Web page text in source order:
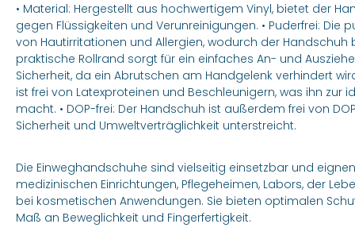
• Material: Hergestellt aus hochwertigem Vinyl, bietet der
gegen Flüssigkeiten und Verunreinigungen. • Puderfrei: Die
von Hautirritationen und Allergien, wodurch der Handschuh
praktische Rollrand sorgt für ein einfaches An- und
Sicherheit, da ein Abrutschen am Handgelenk verhindert
ist frei von Latexproteinen und Beschleunigern, was ihn zur
macht. • DOP-frei: Der Handschuh ist außerdem frei von
Sicherheit und Umweltverträglichkeit unterstreicht.
Die Einweghandschuhe sind vielseitig einsetzbar und
medizinischen Einrichtungen, Pflegeheimen, Labors, der
bei kosmetischen Anwendungen. Sie bieten optimalen
Maß an Beweglichkeit und Fingerfertigkeit.